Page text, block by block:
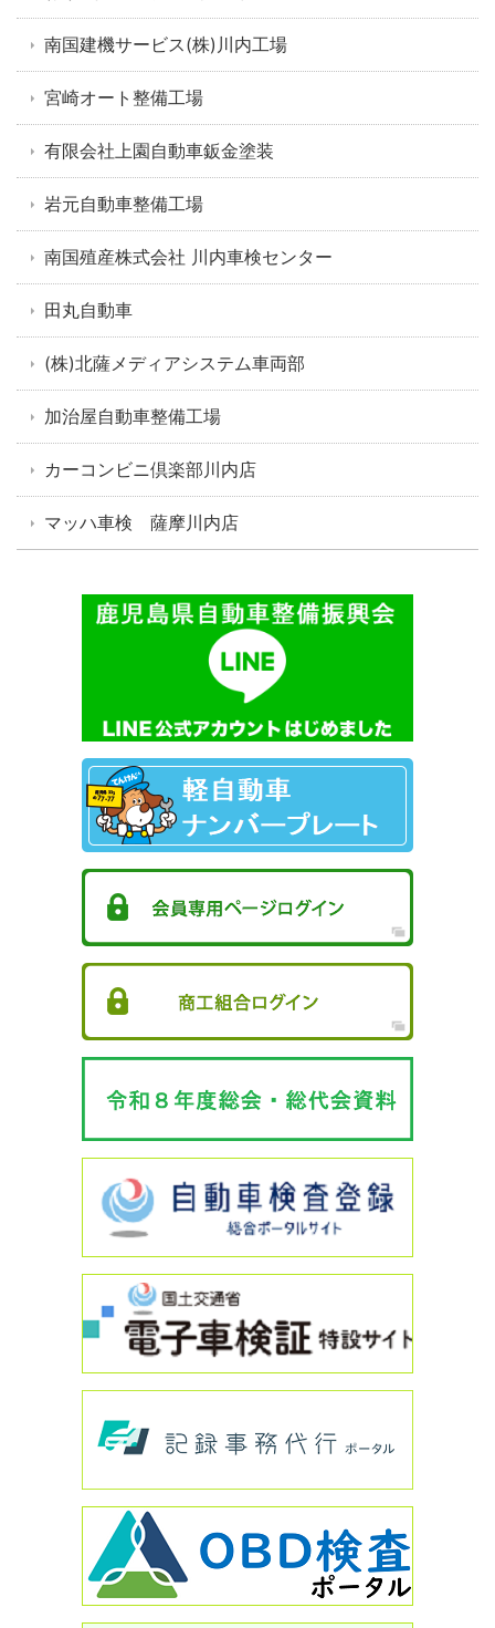
南国建機サービス(株)川内工場
宮崎オート整備工場
有限会社上園自動車鈑金塗装
岩元自動車整備工場
南国殖産株式会社 川内車検センター
田丸自動車
(株)北薩メディアシステム車両部
加治屋自動車整備工場
カーコンビニ倶楽部川内店
マッハ車検 薩摩川内店